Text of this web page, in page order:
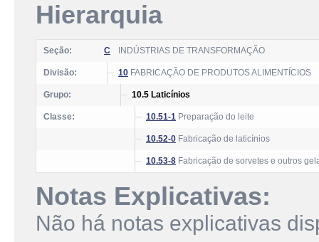
Hierarquia
Seção: C INDÚSTRIAS DE TRANSFORMAÇÃO
Divisão: 10 FABRICAÇÃO DE PRODUTOS ALIMENTÍCIOS
Grupo: 10.5 Laticínios
Classe: 10.51-1 Preparação do leite
10.52-0 Fabricação de laticínios
10.53-8 Fabricação de sorvetes e outros
Notas Explicativas:
Não há notas explicativas